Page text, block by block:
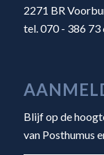
2271 BR
tel. 070 - 386 73
Blijf op de
van Posthumus